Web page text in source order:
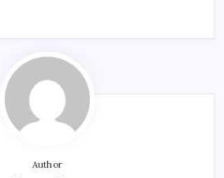
Author